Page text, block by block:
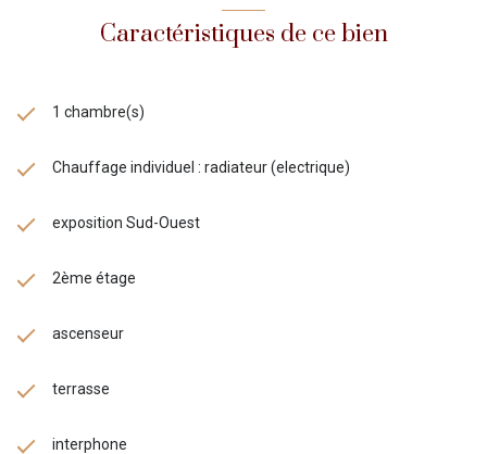
Caractéristiques de ce bien
1 chambre(s)
Chauffage individuel : radiateur (electrique)
exposition Sud-Ouest
2ème étage
ascenseur
terrasse
interphone